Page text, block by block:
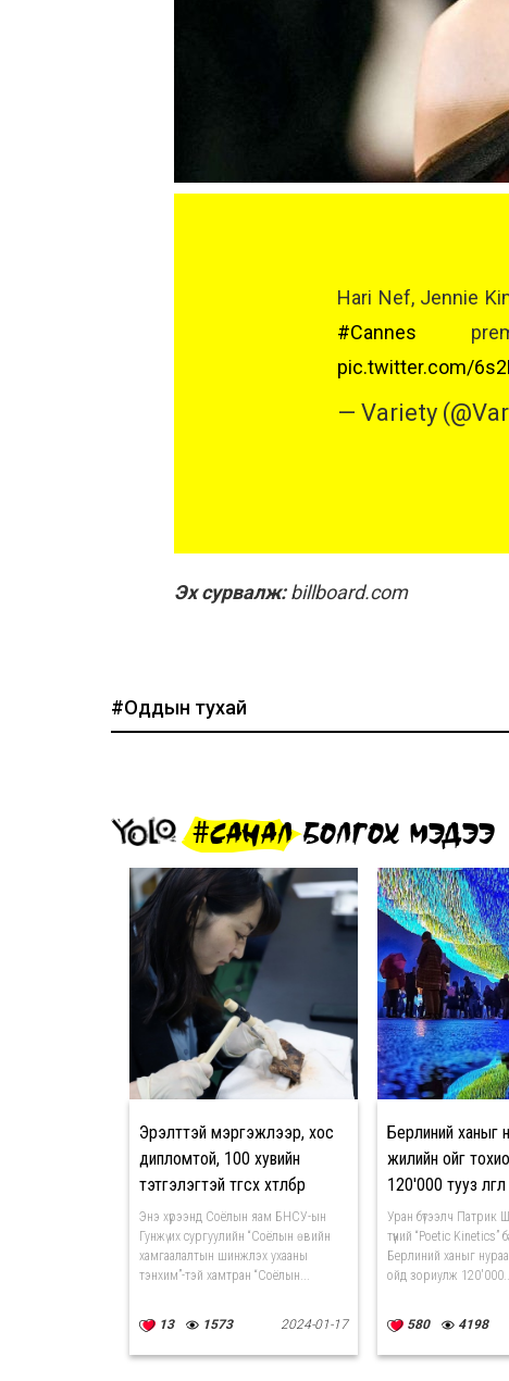
Hari Nef, Jennie
#Cannes
pic.twitter.com/
— Variety
Эх сурвалж:billboard.com
#Оддын тухай
#САНАЛ БОЛГОХ МЭДЭЭ
Эрэлттэй мэргэжлээр, хос
дипломтой, 100 хувийн
тэтгэлэгтэй төгсөх хөтөлбөр
зарлажээ
Энэ хүрээнд Соёлын яам БНСУ-ын
Гунжү их сургуулийн “Соёлын өвийн
хамгаалалтын шинжлэх ухааны
тэнхим”-тэй хамтран “Соёлын...
13 1573 2024-01-17
Берлиний ханыг
жилийн ойг
120'000 тууз өлгөлөө
Уран бүтээлч Патрик
түүний “Poetic Kinetics”
Берлиний ханыг
ойд зориулж
580 4198